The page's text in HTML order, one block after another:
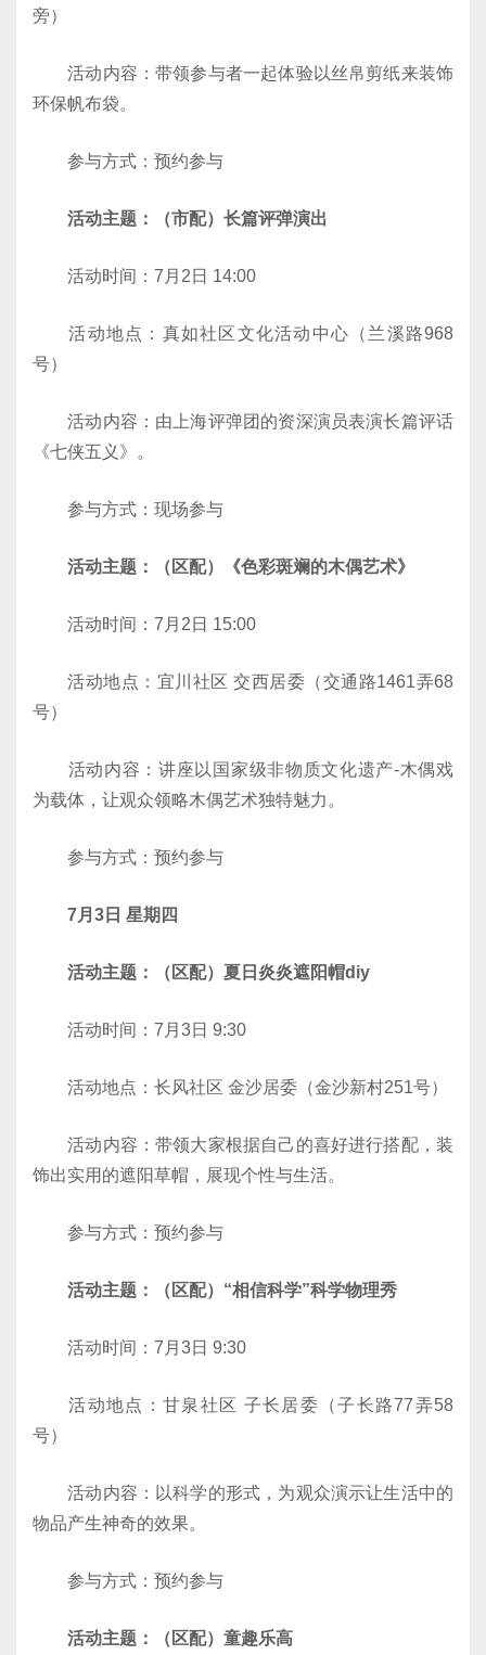
旁）
活动内容：带领参与者一起体验以丝帛剪纸来装饰
环保帆布袋。
参与方式：预约参与
活动主题：（市配）长篇评弹演出
活动时间：7月2日 14:00
活动地点：真如社区文化活动中心（兰溪路968
号）
活动内容：由上海评弹团的资深演员表演长篇评话
《七侠五义》。
参与方式：现场参与
活动主题：（区配）《色彩斑斓的木偶艺术》
活动时间：7月2日 15:00
活动地点：宜川社区 交西居委（交通路1461弄68
号）
活动内容：讲座以国家级非物质文化遗产-木偶戏
为载体，让观众领略木偶艺术独特魅力。
参与方式：预约参与
7月3日 星期四
活动主题：（区配）夏日炎炎遮阳帽diy
活动时间：7月3日 9:30
活动地点：长风社区 金沙居委（金沙新村251号）
活动内容：带领大家根据自己的喜好进行搭配，装
饰出实用的遮阳草帽，展现个性与生活。
参与方式：预约参与
活动主题：（区配）“相信科学”科学物理秀
活动时间：7月3日 9:30
活动地点：甘泉社区 子长居委（子长路77弄58
号）
活动内容：以科学的形式，为观众演示让生活中的
物品产生神奇的效果。
参与方式：预约参与
活动主题：（区配）童趣乐高